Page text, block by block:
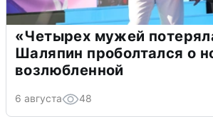
«Четырех мужей
Шаляпин проболтался о
возлюбленной
6 августа 48